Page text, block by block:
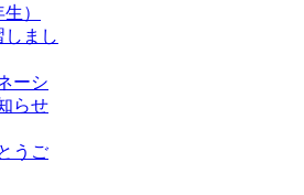
）
まし
ーシ
らせ
うご